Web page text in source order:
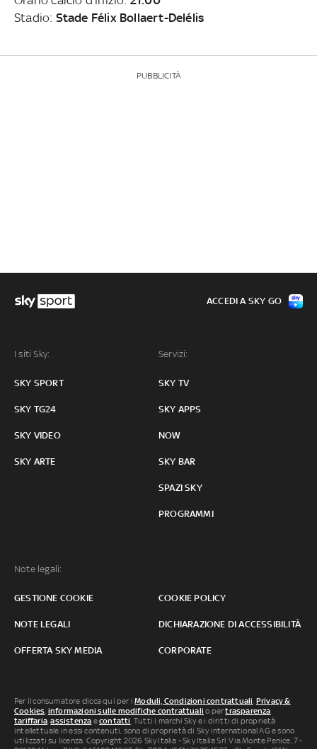
Stadio: Stade Félix Bollaert-Delélis
PUBBLICITÀ
I siti Sky:
SKY SPORT
SKY TG24
SKY VIDEO
SKY ARTE
Servizi:
SKY TV
SKY APPS
NOW
SKY BAR
SPAZI SKY
PROGRAMMI
Note legali:
GESTIONE COOKIE COOKIE POLICY
NOTE LEGALI DICHIARAZIONE DI ACCESSIBILITÀ
OFFERTA SKY MEDIA CORPORATE
ACCEDI A SKY GO
Per il consumatore clicca qui per iModuli, Condizioni contrattuali Privacy &
Cookies informazioni sulle modifiche contrattuali o pertrasparenza
tariffaria ,assistenza econtatti . Tutti i marchi Sky e i diritti di proprietà
intellettuale in essi contenuti, sono di proprietà di Sky international AG e sono
utilizzati su licenza. Copyright 2026 Sky Italia - Sky Italia Srl Via Monte Penice, 7 -